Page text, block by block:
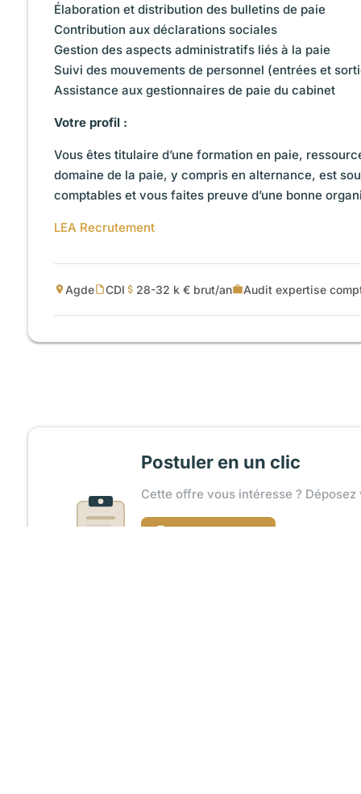
Élaboration et distribution des bulletins de paie
Contribution aux déclarations sociales
Gestion des aspects administratifs liés à la paie
Suivi des mouvements de personnel (entrées et
Assistance aux gestionnaires de paie du cabinet
Votre profil :
Vous êtes titulaire d’une formation en paie,
domaine de la paie, y compris en alternance, est
comptables et vous faites preuve d’une bonne
LEA Recrutement
Agde CDI 28-32 k € brut/an Audit expertise
Postuler en un clic
Cette offre vous intéresse ?
Charger mon CV